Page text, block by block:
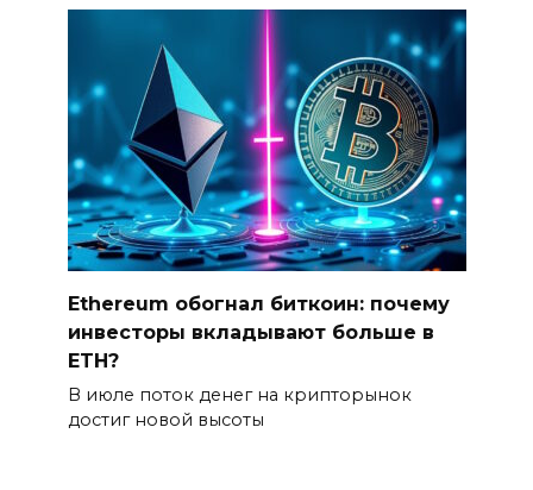
Ethereum обогнал биткоин: почему
инвесторы вкладывают больше в
ETH?
В июле поток денег на крипторынок
достиг новой высоты